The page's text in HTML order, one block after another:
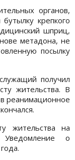
органов,
крепкого
шприц,
метадона, не
посылку
получил
жительства. В
реанимационное
жительства на
Уведомление о